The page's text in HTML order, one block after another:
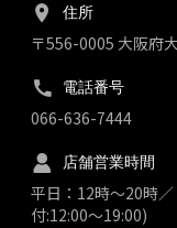
住所
〒556-0005 大阪府
電話番号
066-636-7444
店舗営業時間
平日：12時～20時
付:12:00～19:00)